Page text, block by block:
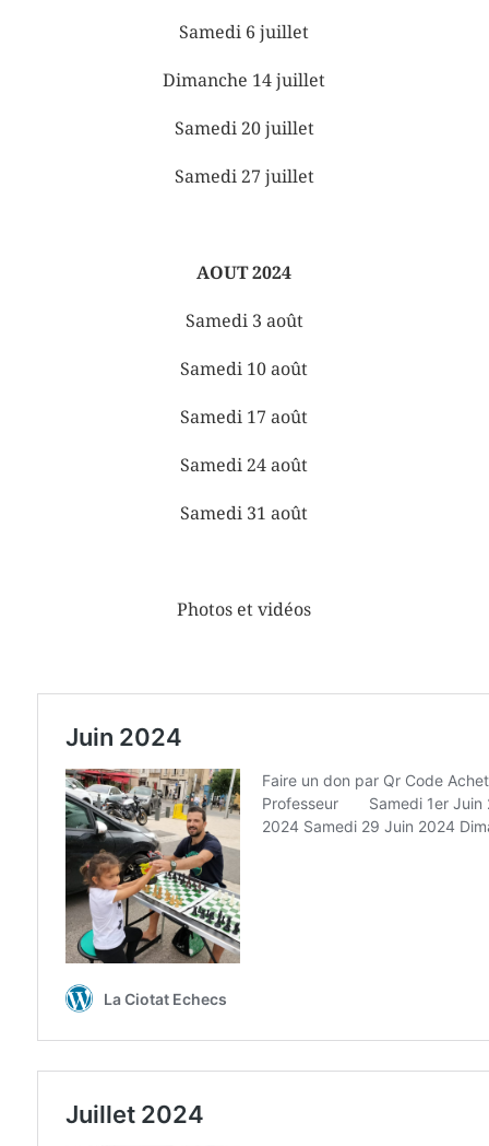
Samedi 6 juillet
Dimanche 14 juillet
Samedi 20 juillet
Samedi 27 juillet
AOUT 2024
Samedi 3 août
Samedi 10 août
Samedi 17 août
Samedi 24 août
Samedi 31 août
Photos et vidéos